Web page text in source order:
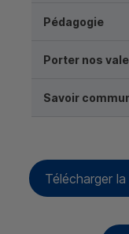
Pédagogie
Porter nos
Savoir
Télécharger